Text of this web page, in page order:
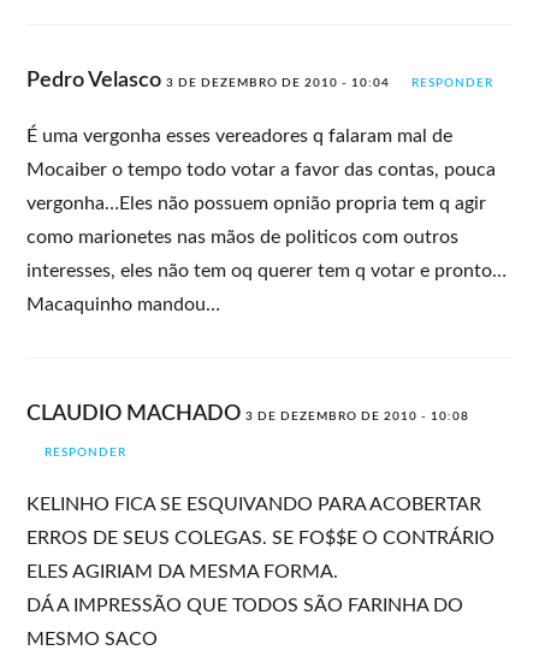
Pedro Velasco3 DE DEZEMBRO DE 2010 - 10:04 RESPONDER
É uma vergonha esses vereadores q falaram mal de
Mocaiber o tempo todo votar a favor das contas, pouca
vergonha…Eles não possuem opnião propria tem q agir
como marionetes nas mãos de politicos com outros
interesses, eles não tem oq querer tem q votar e pronto…
Macaquinho mandou…
CLAUDIO MACHADO3 DE DEZEMBRO DE 2010 - 10:08
RESPONDER
KELINHO FICA SE ESQUIVANDO PARA ACOBERTAR
ERROS DE SEUS COLEGAS. SE FO$$E O CONTRÁRIO
ELES AGIRIAM DA MESMA FORMA.
DÁ A IMPRESSÃO QUE TODOS SÃO FARINHA DO
MESMO SACO